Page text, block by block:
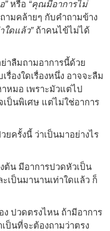
”หรือ “คุณมีอาการไม่
ามคล้ายๆ กับคำถามข้าง
ใดแล้ว” ถ้าคนไข้ไม่ได้
าลืมถามอาการนี้ด้วย
รื่องใดเรื่องหนึ่ง อาจจะลืม
หมอ เพราะมัวแต่ไป
เป็นพิเศษ แต่ไม่ใช่อาการ
ยครั้งนี้ ว่าเป็นมาอย่างไร
ต้น มีอาการปวดหัวเป็น
เป็นมานานเท่าใดแล้ว ก็
ปวดตรงไหน ถ้ามีอาการ
ป็นที่จะต้องถามว่าตรง